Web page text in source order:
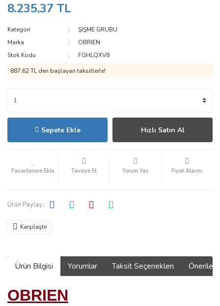
8.235,37 TL
Kategori
ŞİŞME GRUBU
Marka
OBRIEN
Stok Kodu
FGHLQXV8
887,62 TL den başlayan taksitlerle!
Sepete Ekle Hızlı Satın Al
Tavsiye Et Yorum Yaz Fiyat Alarmı
Ürün Paylaş :
Karşılaştır
Ürün Bilgisi Yorumlar Taksit Seçenekleri
OBRIEN